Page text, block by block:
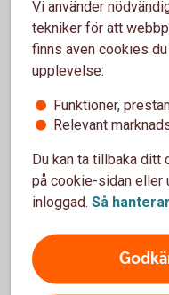
Ett
parter och
det ska vara
Vi använder
tekniker för att
finns även cookies
upplevelse:
Funktioner,
Relevant
Du kan ta tillbaka ditt
på cookie-sidan eller
inloggad. Så